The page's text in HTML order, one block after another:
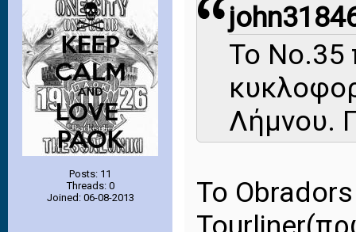
Posts: 11
Threads: 0
Joined: 06-08-2013
Το Νο.35
Λήμνου.
Το